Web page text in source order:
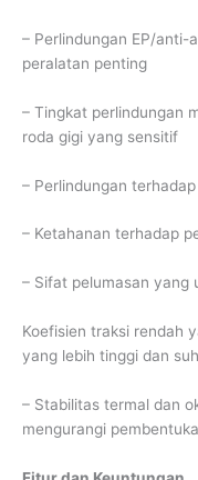
– Perlindungan EP/anti-
peralatan penting
– Tingkat perlindungan
roda gigi yang sensitif
– Perlindungan
– Ketahanan terhadap
– Sifat pelumasan yang
Koefisien traksi rendah
yang lebih tinggi dan
– Stabilitas termal dan
mengurangi